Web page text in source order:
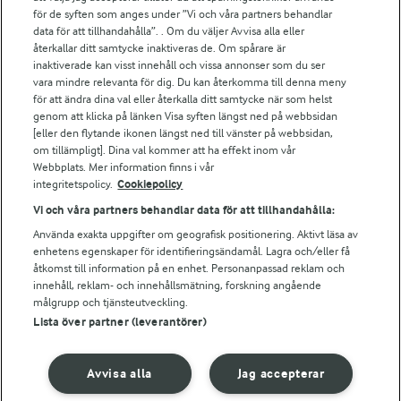
Arla.com
Falbygdens Ost
Arla webbshop
Bildbank
Följ oss
© 2026 Arla Foods
Integritetspolicy
för de syften som anges under ”Vi och våra partners behandlar
data för att tillhandahålla”. . Om du väljer Avvisa alla eller
återkallar ditt samtycke inaktiveras de. Om spårare är
inaktiverade kan visst innehåll och vissa annonser som du ser
vara mindre relevanta för dig. Du kan återkomma till denna meny
för att ändra dina val eller återkalla ditt samtycke när som helst
genom att klicka på länken Visa syften längst ned på webbsidan
[eller den flytande ikonen längst ned till vänster på webbsidan,
om tillämpligt]. Dina val kommer att ha effekt inom vår
Webbplats. Mer information finns i vår
integritetspolicy. Cookiepolicy
Vi och våra partners behandlar data för att tillhandahålla:
Använda exakta uppgifter om geografisk positionering. Aktivt läsa av
enhetens egenskaper för identifieringsändamål. Lagra och/eller få
åtkomst till information på en enhet. Personanpassad reklam och
innehåll, reklam- och innehållsmätning, forskning angående
målgrupp och tjänsteutveckling.
Lista över partner (leverantörer)
Jag accepterar
Avvisa alla